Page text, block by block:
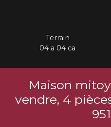
Terrain
04 a 04 ca
Maison
vendre, 4